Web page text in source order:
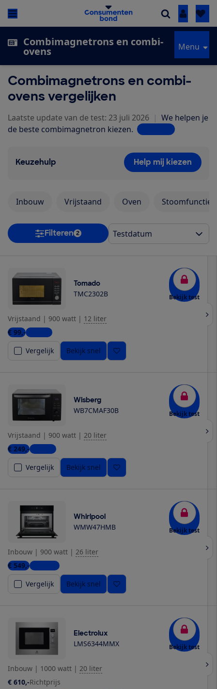
Inloggen
Combimagnetrons en combi-
ovens Menu
Combimagnetrons en combi-
ovens vergelijken
Laatste update van de test: 23 juli 2026 | We helpen je
de beste combimagnetron kiezen. Lees meer
Keuzehulp Help mij kiezen
Inbouw Vrijstaand Oven Stoomfunctie
Filteren 2
Tomado
TMC2302B Bekijk test
Vrijstaand | 900 watt | 12 liter
€ 99,-1 winkel
Vergelijk
Bekijk snel
Wisberg
WB7CMAF30B Bekijk test
Vrijstaand | 900 watt | 20 liter
€ 249,-1 winkel
Vergelijk
Bekijk snel
Whirlpool
WMW47HMB Bekijk test
Inbouw | 900 watt | 26 liter
€ 549,-5 winkels
Vergelijk
Bekijk snel
Electrolux
LMS6344MMX Bekijk test
Inbouw | 1000 watt | 20 liter
€ 610,-Richtprijs